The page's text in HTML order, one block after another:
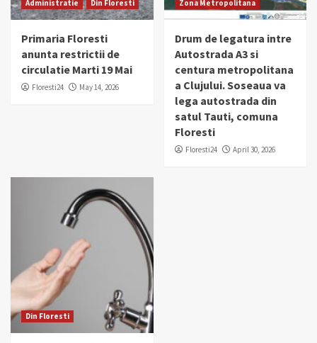
Administratie Din Floresti
Primaria Floresti
anunta restrictii de
circulatie Marti 19 Mai
Floresti24 May 14, 2026
Zona Metropolitana
Drum de legatura intre
Autostrada A3 si
centura metropolitana
a Clujului. Soseaua va
lega autostrada din
satul Tauti, comuna
Floresti
Floresti24 April 30, 2026
Din Floresti